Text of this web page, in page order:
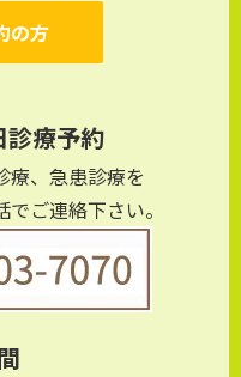
の方
診療予約
療、急患診療を
ご連絡下さい。